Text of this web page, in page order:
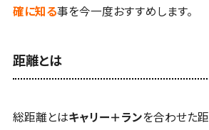
確に知る事を今一度おすすめします。
距離とは
総距離とはキャリー＋ランを合わせた距